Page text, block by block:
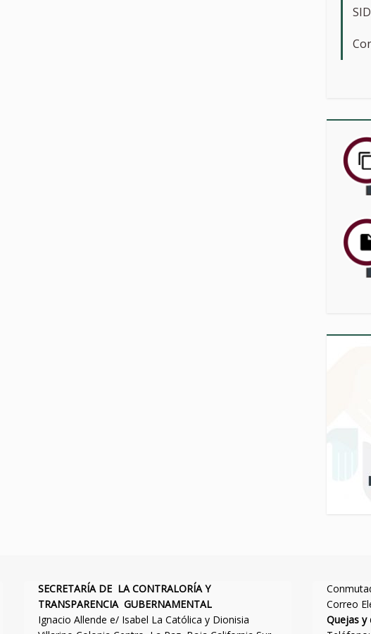
SECRETARÍA DE LA CONTRALORÍA Y
TRANSPARENCIA GUBERNAMENTAL
Ignacio Allende e/ Isabel La Católica y Dionisia
Correo
Quejas y